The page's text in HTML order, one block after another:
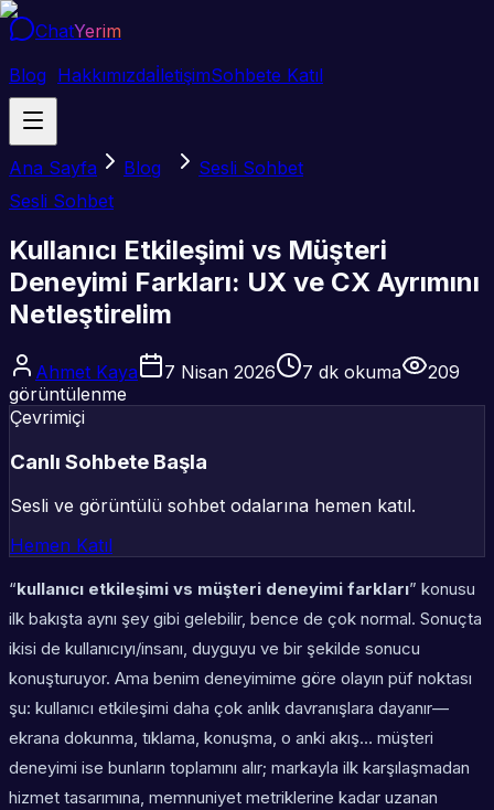
ChatYerim
Blog HakkımızdaİletişimSohbete Katıl
Ana Sayfa Blog
Sesli Sohbet
Sesli Sohbet
Kullanıcı Etkileşimi vs Müşteri
Deneyimi Farkları: UX ve CX Ayrımını
Netleştirelim
Ahmet Kaya 7 Nisan 2026 7 dk okuma
209
görüntülenme
Çevrimiçi
Canlı Sohbete Başla
Sesli ve görüntülü sohbet odalarına hemen katıl.
Hemen Katıl
“kullanıcı etkileşimi vs müşteri deneyimi farkları” konusu
ilk bakışta aynı şey gibi gelebilir, bence de çok normal. Sonuçta
ikisi de kullanıcıyı/insanı, duyguyu ve bir şekilde sonucu
konuşturuyor. Ama benim deneyimime göre olayın püf noktası
şu: kullanıcı etkileşimi daha çok anlık davranışlara dayanır—
ekrana dokunma, tıklama, konuşma, o anki akış… müşteri
deneyimi ise bunların toplamını alır; markayla ilk karşılaşmadan
hizmet tasarımına, memnuniyet metriklerine kadar uzanan